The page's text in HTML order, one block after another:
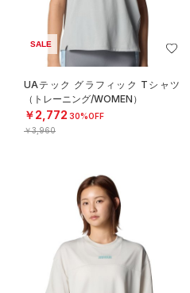
SALE
UAテック グラフィック Tシャツ
（トレーニング/WOMEN）
￥2,772 30%OFF
￥3,960